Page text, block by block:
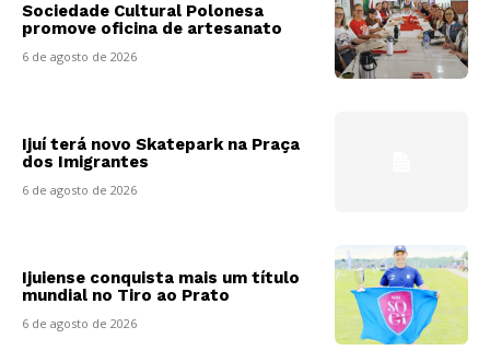
Sociedade Cultural Polonesa
promove oficina de artesanato
6 de agosto de 2026
Ijuí terá novo Skatepark na Praça
dos Imigrantes
6 de agosto de 2026
Ijuiense conquista mais um título
mundial no Tiro ao Prato
6 de agosto de 2026